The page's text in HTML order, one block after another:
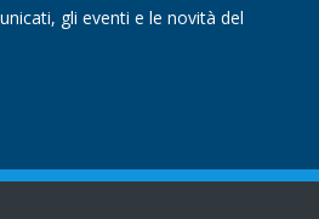
gli eventi e le novità del